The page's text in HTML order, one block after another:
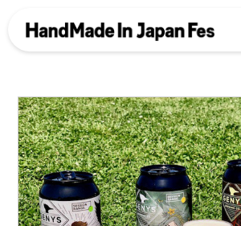
Photo Gallery
EN 中文